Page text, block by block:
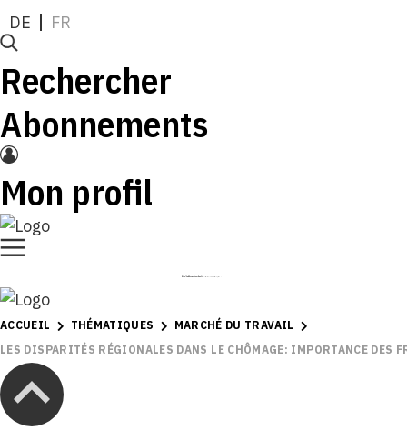
DE FR
Rechercher
Abonnements
Mon profil
ACCUEIL THÉMATIQUES
MARCHÉ DU TRAVAIL
LES DISPARITÉS RÉGIONALES DANS LE CHÔMAGE: IMPORTANCE